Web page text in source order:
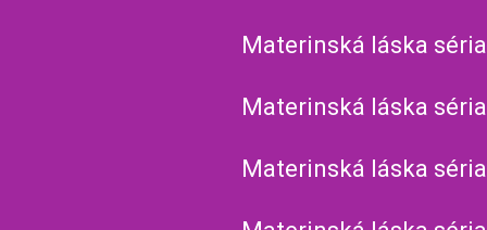
Materinská láska
Materinská láska
Materinská láska